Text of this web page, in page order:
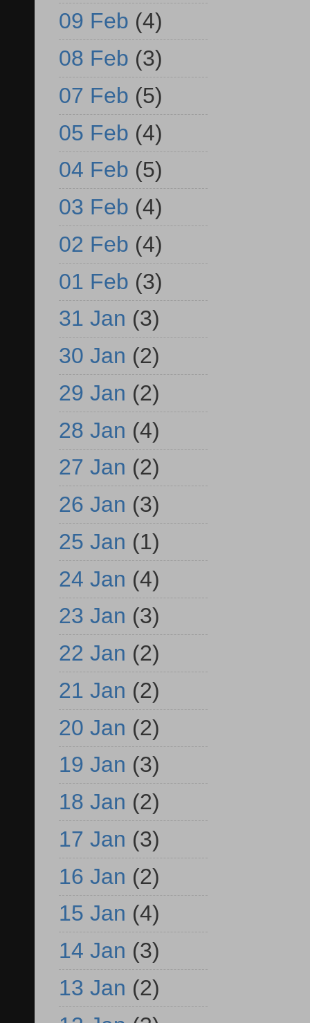
09 Feb (4)
08 Feb (3)
07 Feb (5)
05 Feb (4)
04 Feb (5)
03 Feb (4)
02 Feb (4)
01 Feb (3)
31 Jan (3)
30 Jan (2)
29 Jan (2)
28 Jan (4)
27 Jan (2)
26 Jan (3)
25 Jan (1)
24 Jan (4)
23 Jan (3)
22 Jan (2)
21 Jan (2)
20 Jan (2)
19 Jan (3)
18 Jan (2)
17 Jan (3)
16 Jan (2)
15 Jan (4)
14 Jan (3)
13 Jan (2)